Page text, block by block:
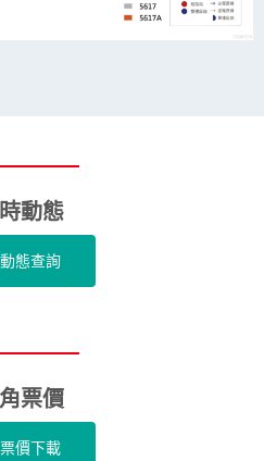
動態
動態查詢
票價
票價下載